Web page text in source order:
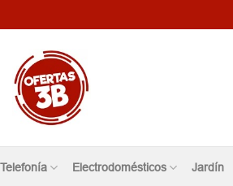
Telefonía Electrodomésticos Jardín